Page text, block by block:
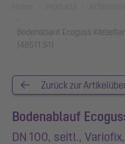
Bodenablauf Ecoguss
(48511.51)
Zurück zur
Bodenablauf
DN 100, seitl.,